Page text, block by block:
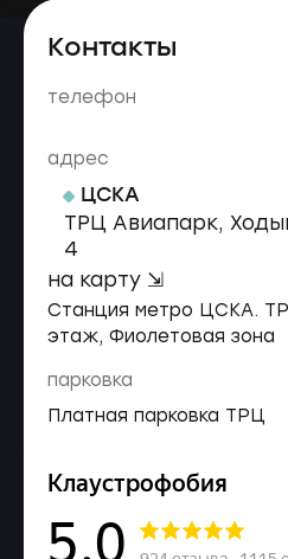
Контакты
телефон
адрес
ЦСКА
ТРЦ Авиапарк,
4
на карту ⇲
Станция метро ЦСКА.
этаж, Фиолетовая зона
парковка
Платная парковка ТРЦ